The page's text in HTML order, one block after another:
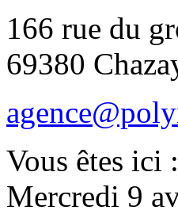
166 rue du
69380
Vous êtes ici :
Mercredi 9